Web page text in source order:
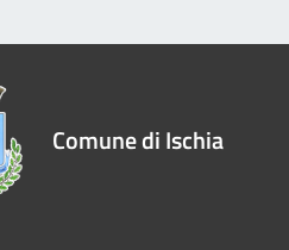
Comune di Ischia